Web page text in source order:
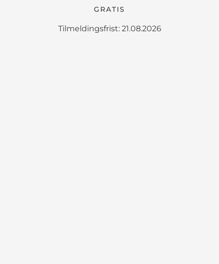
GRATIS
Tilmeldingsfrist: 21.08.2026